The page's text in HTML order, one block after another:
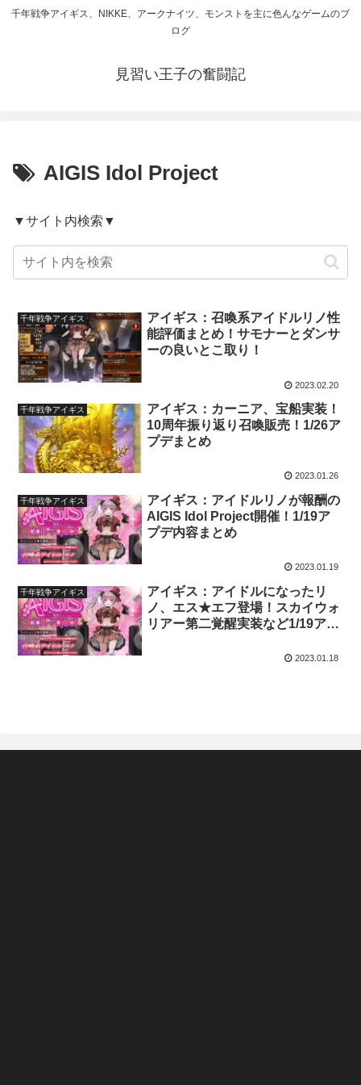
千年戦争アイギス、NIKKE、アークナイツ、モンストを主に色んなゲームのブ
ログ
見習い王子の奮闘記
AIGIS Idol Project
▼サイト内検索▼
千年戦争アイギス
アイギス：召喚系アイドルリノ性
能評価まとめ！サモナーとダンサ
ーの良いとこ取り！
2023.02.20
千年戦争アイギス
アイギス：カーニア、宝船実装！
10周年振り返り召喚販売！1/26ア
プデまとめ
2023.01.26
千年戦争アイギス
アイギス：アイドルリノが報酬の
AIGIS Idol Project開催！1/19ア
プデ内容まとめ
2023.01.19
千年戦争アイギス
アイギス：アイドルになったリ
ノ、エス★エフ登場！スカイウォ
リアー第二覚醒実装など1/19アプ
2023.01.18